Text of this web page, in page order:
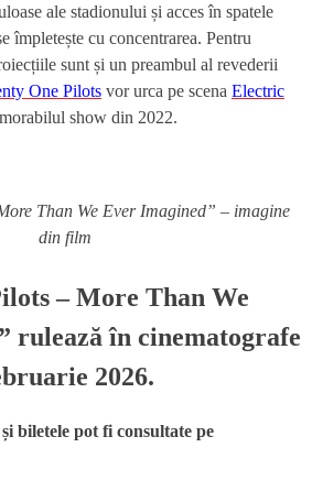
ale stadionului și acces în spatele
împletește cu concentrarea. Pentru
sunt și un preambul al revederii
One Pilots vor urca pe scena Electric
show din 2022.
Than We Ever Imagined” – imagine
din film
– More Than We
rulează în cinematografe
2026.
biletele pot fi consultate pe